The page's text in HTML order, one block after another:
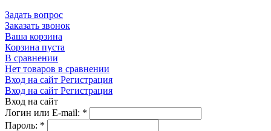
Задать вопрос
Заказать звонок
Ваша корзина
Корзина пуста
В сравнении
Нет товаров в сравнении
Вход на сайт Регистрация
Вход на сайт Регистрация
Вход на сайт
Логин или E-mail: *
Пароль: *